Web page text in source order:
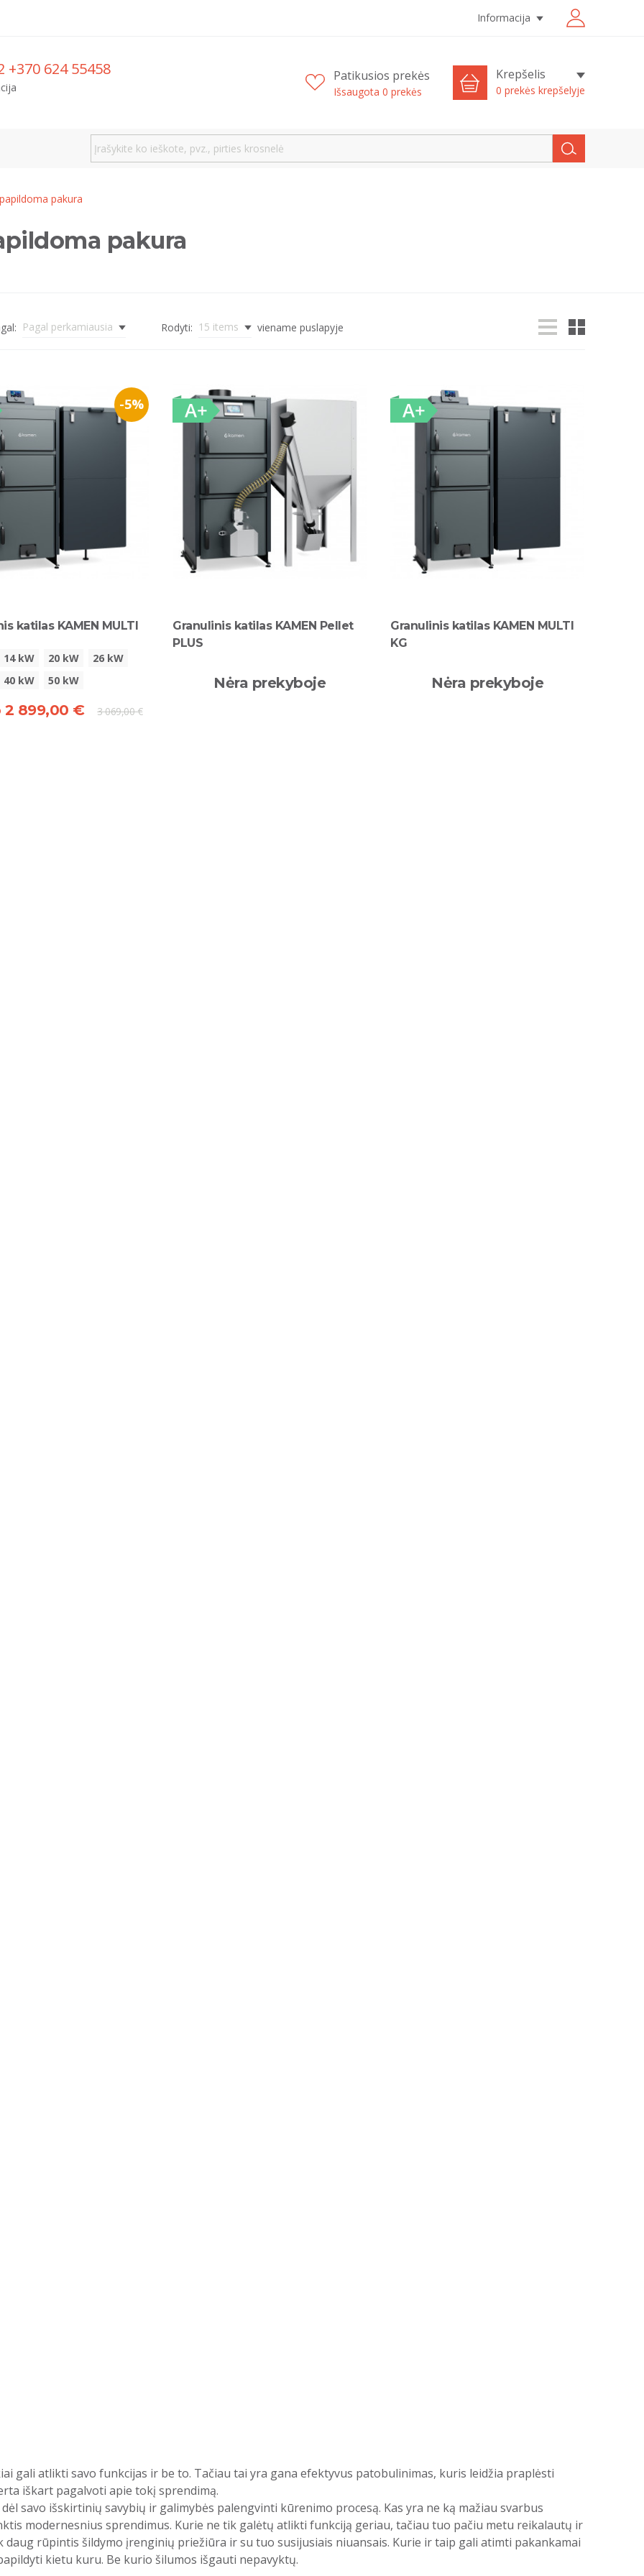
Informacija
+370 624 55458 Patikusios prekės
Išsaugota 0 prekės
Krepšelis
0 prekės krepšelyje
pakura
pakura
Pagal perkamiausia Rodyti: 15 items viename puslapyje
-5%
katilas KAMEN MULTI
14 kW 20 kW
26 kW
40 kW 50 kW
2 899,00 € 3 069,00 €
Granulinis katilas KAMEN Pellet
PLUS
Nėra prekyboje
Granulinis katilas KAMEN MULTI
KG
Nėra prekyboje
gali atlikti savo funkcijas ir be to. Tačiau tai yra gana efektyvus patobulinimas, kuris leidžia praplėsti
iškart pagalvoti apie tokį sprendimą.
savo išskirtinių savybių ir galimybės palengvinti kūrenimo procesą. Kas yra ne ką mažiau svarbus
modernesnius sprendimus. Kurie ne tik galėtų atlikti funkciją geriau, tačiau tuo pačiu metu reikalautų ir
rūpintis šildymo įrenginių priežiūra ir su tuo susijusiais niuansais. Kurie ir taip gali atimti pakankamai
kietu kuru. Be kurio šilumos išgauti nepavyktų.